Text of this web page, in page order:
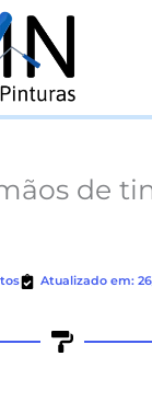
de
Atualizado em: